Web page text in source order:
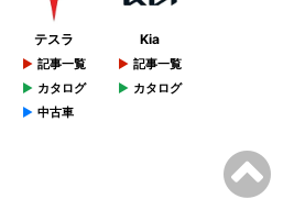
テスラ
記事一覧
カタログ
中古車
Kia
記事一覧
カタログ